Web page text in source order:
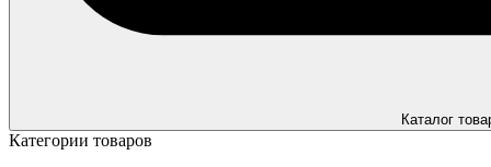
Каталог
Категории товаров